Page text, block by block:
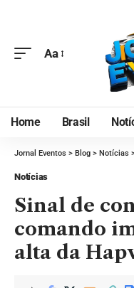
Aa
Home Brasil
Jornal Eventos > Blog > Notícias
Notícias
Sinal de
comando
alta da